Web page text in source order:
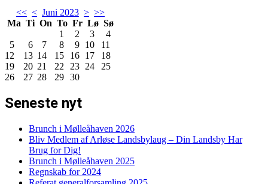
<< < Juni 2023 > >>
Ma Ti On To Fr Lø Sø
1
2 3
4
5
6 7 8 9 10
11
12
13 14 15 16 17
18
19
20 21 22 23 24
25
26
27 28 29 30
Seneste nyt
Brunch i Mølleåhaven 2026
Bliv Medlem af Arløse Landsbylaug – Din Landsby Har
Brug for Dig!
Brunch i Mølleåhaven 2025
Regnskab for 2024